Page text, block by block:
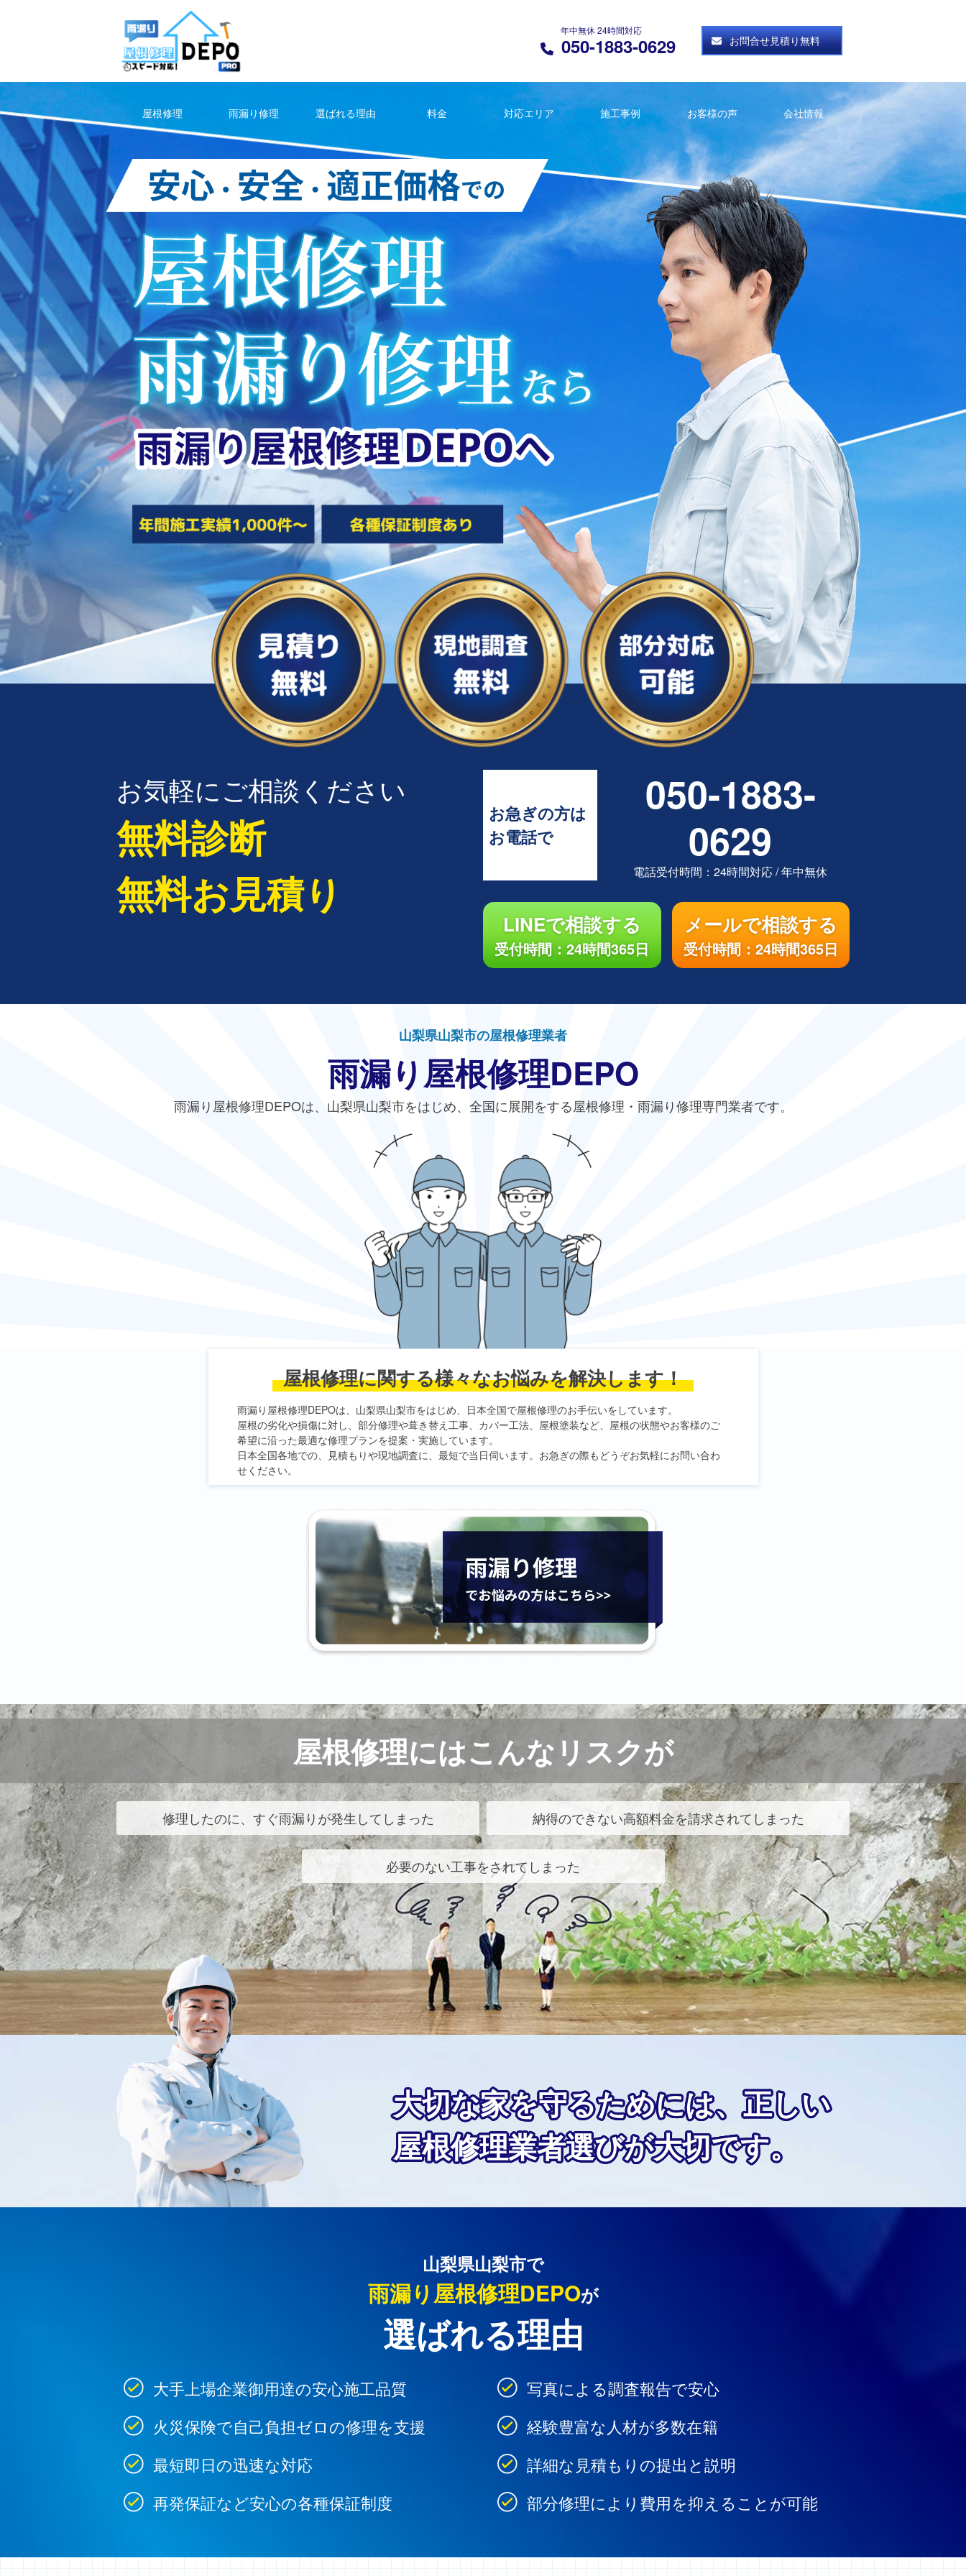
年中無休 24時間対応
050-1883-0629 お問合せ見積り無料
屋根修理 雨漏り修理 選ばれる理由 料金 対応エリア 施工事例 お客様の声 会社情報
お気軽にご相談ください
無料診断
無料お見積り
お急ぎの方は
お電話で
050-1883-
0629
電話受付時間：24時間対応/年中無休
LINEで相談する
受付時間：24時間365日
メールで相談する
受付時間：24時間365日
山梨県山梨市の屋根修理業者
雨漏り屋根修理DEPO
雨漏り屋根修理DEPOは、山梨県山梨市をはじめ、全国に展開をする屋根修理・雨漏り修理専門業者です。
屋根修理に関する様々なお悩みを解決します！
雨漏り屋根修理DEPOは、山梨県山梨市をはじめ、日本全国で屋根修理のお手伝いをしています。
屋根の劣化や損傷に対し、部分修理や葺き替え工事、カバー工法、屋根塗装など、屋根の状態やお客様のご
希望に沿った最適な修理プランを提案・実施しています。
日本全国各地での、見積もりや現地調査に、最短で当日伺います。お急ぎの際もどうぞお気軽にお問い合わ
せください。
屋根修理にはこんなリスクが
修理したのに、すぐ雨漏りが発生してしまった 納得のできない高額料金を請求されてしまった
必要のない工事をされてしまった
大切な家を守るためには、正しい
屋根修理業者選びが大切です。
山梨県山梨市で
雨漏り屋根修理DEPOが
選ばれる理由
大手上場企業御用達の安心施工品質
写真による調査報告で安心
火災保険で自己負担ゼロの修理を支援
経験豊富な人材が多数在籍
最短即日の迅速な対応
詳細な見積もりの提出と説明
再発保証など安心の各種保証制度
部分修理により費用を抑えることが可能